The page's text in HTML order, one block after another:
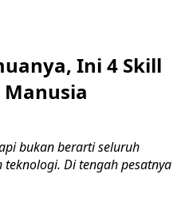
Ini 4 Skill
bukan berarti seluruh
Di tengah pesatnya